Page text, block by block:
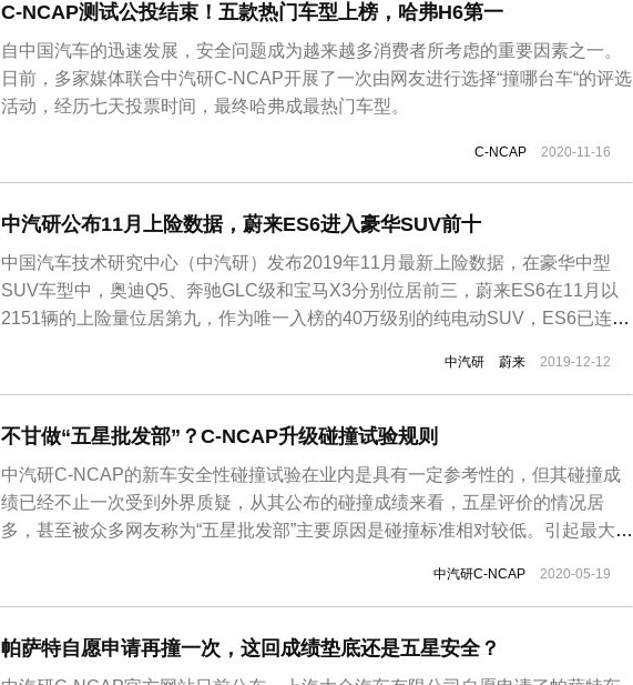
C-NCAP测试公投结束！五款热门车型上榜，哈弗H6第一
自中国汽车的迅速发展，安全问题成为越来越多消费者所考虑的重要因素之一。
日前，多家媒体联合中汽研C-NCAP开展了一次由网友进行选择“撞哪台车“的评选
活动，经历七天投票时间，最终哈弗成最热门车型。
C-NCAP 2020-11-16
中汽研公布11月上险数据，蔚来ES6进入豪华SUV前十
中国汽车技术研究中心（中汽研）发布2019年11月最新上险数据，在豪华中型
SUV车型中，奥迪Q5、奔驰GLC级和宝马X3分别位居前三，蔚来ES6在11月以
2151辆的上险量位居第九，作为唯一入榜的40万级别的纯电动SUV，ES6已连续
8622辆，虽然单月上险量低下，但是在新能源补贴退坡后仍然保持稳步上升的趋
势，蔚来ES8在...
中汽研 蔚来 2019-12-12
不甘做“五星批发部”？C-NCAP升级碰撞试验规则
中汽研C-NCAP的新车安全性碰撞试验在业内是具有一定参考性的，但其碰撞成
绩已经不止一次受到外界质疑，从其公布的碰撞成绩来看，五星评价的情况居
多，甚至被众多网友称为“五星批发部”主要原因是碰撞标准相对较低。引起最大争
IASI中却‘惨败’。近日，中汽研C-NCAP宣布将更新碰撞标准与规则，进一步推进
碰撞测评规程内容更加协同、...
中汽研C-NCAP 2020-05-19
帕萨特自愿申请再撞一次，这回成绩垫底还是五星安全？